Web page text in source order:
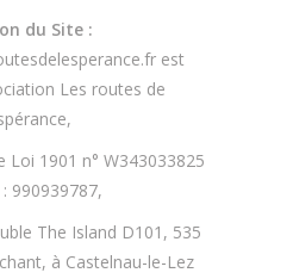
du Site :
est
Les routes de
Loi 1901 n° W343033825
: 990939787,
The Island D101, 535
à Castelnau-le-Lez